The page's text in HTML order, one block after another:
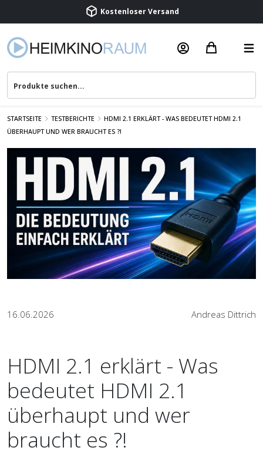
Beratung & Service
STARTSEITE TESTBERICHTE
HDMI 2.1 ERKLÄRT - WAS BEDEUTET HDMI 2.1
ÜBERHAUPT UND WER BRAUCHT ES ?!
16.06.2026 Andreas Dittrich
HDMI 2.1 erklärt - Was
bedeutet HDMI 2.1
überhaupt und wer
braucht es ?!